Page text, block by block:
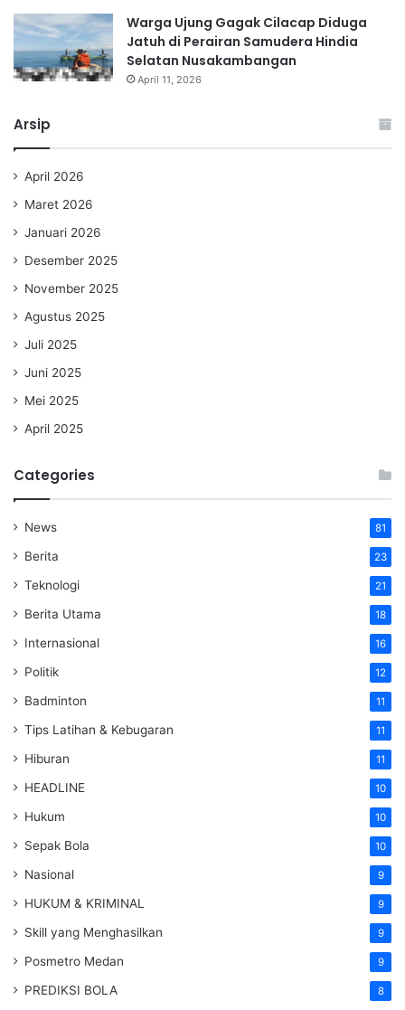
Warga Ujung Gagak Cilacap Diduga
Jatuh di Perairan Samudera Hindia
Selatan Nusakambangan
April 11, 2026
Arsip
April 2026
Maret 2026
Januari 2026
Desember 2025
November 2025
Agustus 2025
Juli 2025
Juni 2025
Mei 2025
April 2025
Categories
News 81
Berita 23
Teknologi 21
Berita Utama 18
Internasional 16
Politik 12
Badminton 11
Tips Latihan & Kebugaran 11
Hiburan 11
HEADLINE 10
Hukum 10
Sepak Bola 10
Nasional 9
HUKUM & KRIMINAL 9
Skill yang Menghasilkan 9
Posmetro Medan 9
PREDIKSI BOLA 8